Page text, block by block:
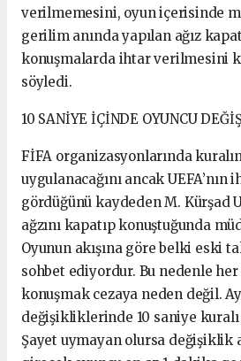
verilmemesini, oyun içerisinde
gerilim anında yapılan ağız
konuşmalarda ihtar verilmesini
söyledi.
10 SANİYE İÇİNDE OYUNCU
FİFA organizasyonlarında
uygulanacağını ancak UEFA’nın
gördüğünü kaydeden M. Kürşad
ağzını kapatıp konuştuğunda
Oyunun akışına göre belki eski
sohbet ediyordur. Bu nedenle her
konuşmak cezaya neden değil.
değişikliklerinde 10 saniye
Şayet uymayan olursa değişiklik